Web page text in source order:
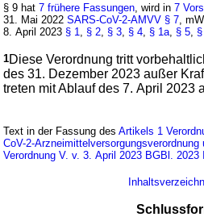
§ 9 hat7 frühere Fassungen , wird in7
31. Mai 2022SARS-CoV-2-AMVV § 7 ,
8. April 2023 § 1 § 2 § 3 § 4 § 1a § 5
1Diese Verordnung tritt
des 31. Dezember 2023 außer
treten mit Ablauf des 7. April 2023
Text in der Fassung desArtikels 1
CoV-2-
Verordnung V. v. 3. April 2023 BGBl. 2023